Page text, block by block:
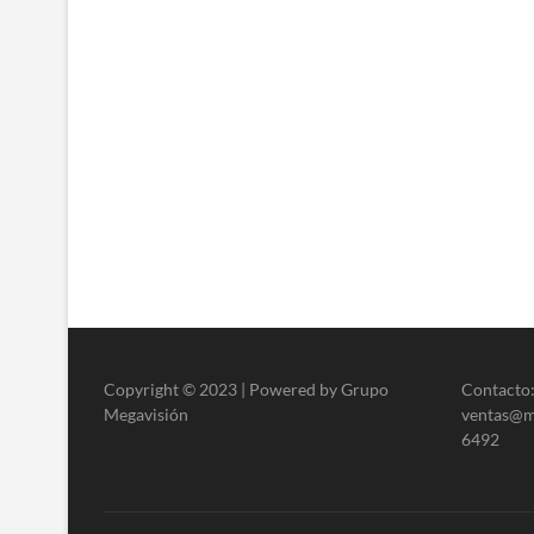
Copyright © 2023 | Powered by Grupo
Megavisión
6492